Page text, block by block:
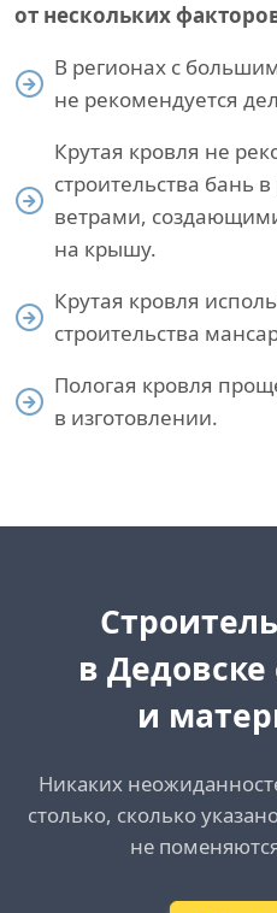
от нескольких
В регионах с
не рекомендуется
Крутая кровля не
строительства бань
ветрами,
на крышу.
Крутая кровля
строительства
Пологая кровля
в изготовлении.
в Дедовске
и
Никаких
столько, сколько
не